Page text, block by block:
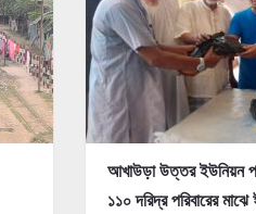
আখাউড়া উত্তর ইউনিয়ন
১১০ দরিদ্র পরিবারের